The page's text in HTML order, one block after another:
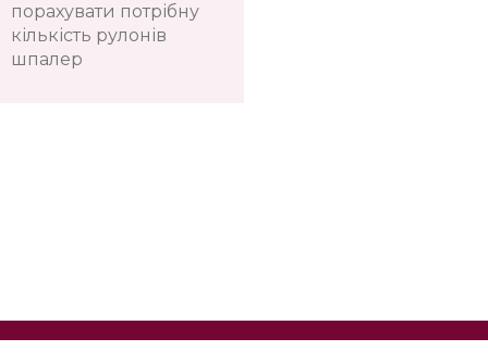
порахувати потрібну
кількість рулонів
шпалер